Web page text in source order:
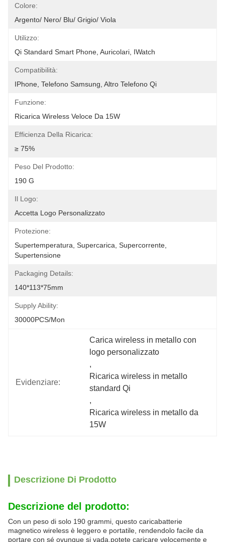
Colore:
Argento/ Nero/ Blu/ Grigio/ Viola
Utilizzo:
Qi Standard Smart Phone, Auricolari, IWatch
Compatibilità:
IPhone, Telefono Samsung, Altro Telefono Qi
Funzione:
Ricarica Wireless Veloce Da 15W
Efficienza Della Ricarica:
≥ 75%
Peso Del Prodotto:
190 G
Il Logo:
Accetta Logo Personalizzato
Protezione:
Supertemperatura, Supercarica, Supercorrente,
Supertensione
Packaging Details:
140*113*75mm
Supply Ability:
30000PCS/Mon
Evidenziare:
Carica wireless in metallo con
logo personalizzato
,
Ricarica wireless in metallo
standard Qi
,
Ricarica wireless in metallo da
15W
Descrizione Di Prodotto
Descrizione del prodotto:
Con un peso di solo 190 grammi, questo caricabatterie
magnetico wireless è leggero e portatile, rendendolo facile da
portare con sé ovunque si vada.potete caricare velocemente e